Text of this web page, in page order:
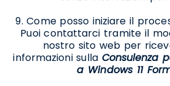
9. Come posso iniziare il
Puoi contattarci tramite il
nostro sito web per
informazioni sulla Consulenza
a Windows 11